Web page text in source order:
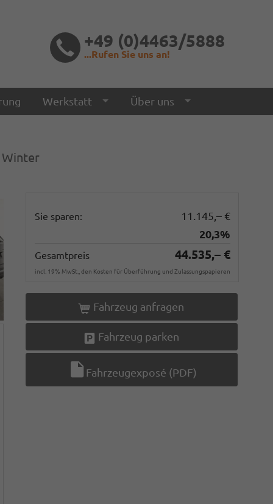
+49 (0)4463/5888
...Rufen Sie uns an!
Werkstatt Über uns
Winter
Sie sparen:
11.145,– €
20,3%
Gesamtpreis 44.535,– €
incl. 19% MwSt., den Kosten für Überführung und Zulassungspapieren
Fahrzeug anfragen
Fahrzeug parken
Fahrzeugexposé (PDF)